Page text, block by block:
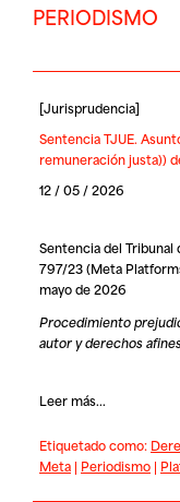
PERIODISMO
[Jurisprudencia]
Sentencia TJUE.
remuneración justa))
12 / 05 / 2026
Sentencia del Tribunal
797/23 (Meta
mayo de 2026
Procedimiento
autor y derechos
Leer más...
Etiquetado como:
Meta| Periodismo|